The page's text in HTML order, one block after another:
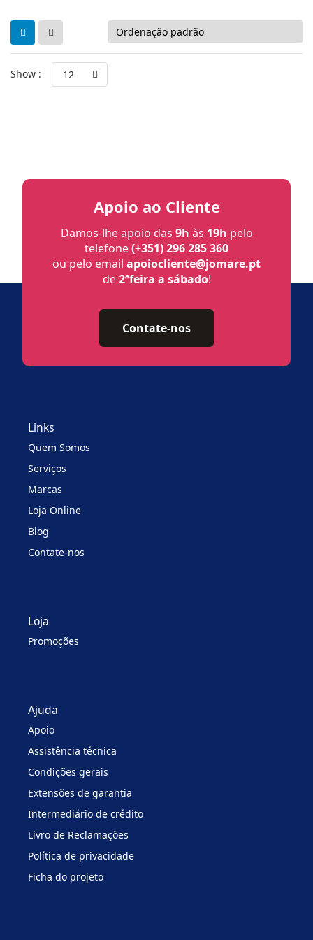
Show : 12
Apoio ao Cliente
Damos-lhe apoio das 9h às 19h pelo
telefone(+351) 296 285 360
ou pelo email apoiocliente@jomare.pt
de2ªfeira a sábado!
Contate-nos
Links
Quem Somos
Serviços
Marcas
Loja Online
Blog
Contate-nos
Loja
Promoções
Ajuda
Apoio
Assistência técnica
Condições gerais
Extensões de garantia
Intermediário de crédito
Livro de Reclamações
Política de privacidade
Ficha do projeto